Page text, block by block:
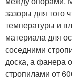
зазоры для того
температуры и
материала для
соседними
доска, а фанера
стропилами от